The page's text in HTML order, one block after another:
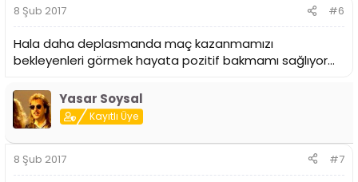
8 Şub 2017 #6
Hala daha deplasmanda maç kazanmamızı
bekleyenleri görmek hayata pozitif bakmamı sağlıyor...
Yasar Soysal
Kayıtlı Üye
8 Şub 2017 #7